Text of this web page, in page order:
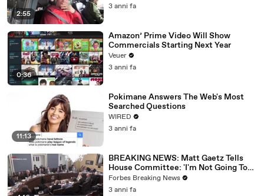
2:55
3 anni fa
0:36
Amazon’ Prime Video Will Show
Commercials Starting Next Year
Veuer
3 anni fa
11:13
Pokimane Answers The Web's Most
Searched Questions
WIRED
3 anni fa
BREAKING NEWS: Matt Gaetz Tells
House Committee: 'I'm Not Going To
Vote For A Continuing Resolution'
Forbes Breaking News
3 anni fa